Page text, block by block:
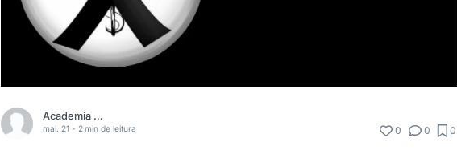
Academia Médica
mai. 21 - 2 min de leitura 0 0 0